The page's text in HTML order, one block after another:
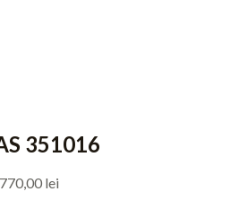
351016
lei